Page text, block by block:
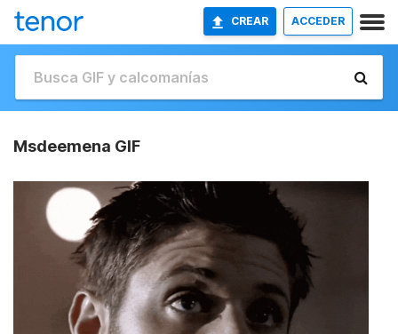
CREAR ACCEDER
Msdeemena GIF